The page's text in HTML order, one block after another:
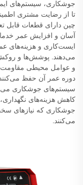
جوشکاری، سیستم‌های
چین دارای قطعات قابل
آسان و افزایش عمر
ایست‌کاری و هزینه‌های
می‌دهند. پوشش‌ها و
و عوامل محیطی مقاومت
دوره عمر آن حفظ
سیستم‌های جوشکاری
کاهش هزینه‌های
جوشکاری که نیازهای
می‌کنند.